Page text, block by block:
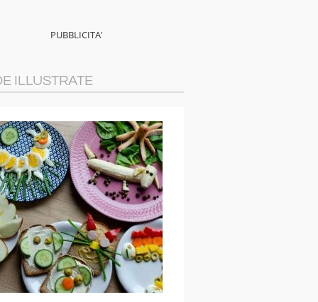
ILLUSTRATE